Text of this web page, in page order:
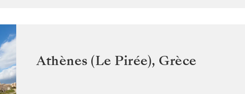
Athènes (Le Pirée), Grèce